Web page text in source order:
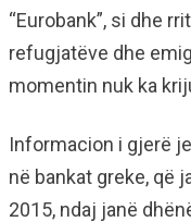
“Eurobank”, si dhe
refugjatëve dhe
momentin nuk ka
Informacion i gjerë
në bankat greke, që
2015, ndaj janë